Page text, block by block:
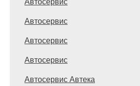
Автосервис
Автосервис
Автосервис
Автосервис Автека